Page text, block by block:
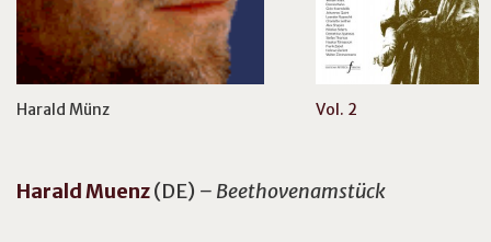
Harald Münz Vol. 2
HaraldMuenz(DE) – Beethovenamstück